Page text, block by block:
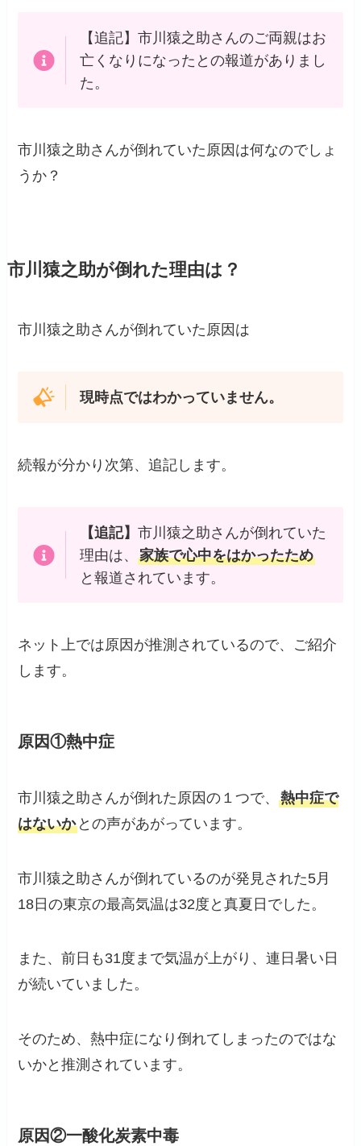
【追記】市川猿之助さんのご両親はお
亡くなりになったとの報道がありまし
た。
市川猿之助さんが倒れていた原因は何なのでしょ
うか？
市川猿之助が倒れた理由は？
市川猿之助さんが倒れていた原因は
現時点ではわかっていません。
続報が分かり次第、追記します。
【追記】 市川猿之助さんが倒れていた
理由は、 家族で心中をはかったため
と報道されています。
ネット上では原因が推測されているので、ご紹介
します。
原因①熱中症
市川猿之助さんが倒れた原因の１つで、熱中症で
はないか との声があがっています。
市川猿之助さんが倒れているのが発見された5月
18日の東京の最高気温は32度と真夏日でした。
また、前日も31度まで気温が上がり、連日暑い日
が続いていました。
そのため、熱中症になり倒れてしまったのではな
いかと推測されています。
原因②一酸化炭素中毒